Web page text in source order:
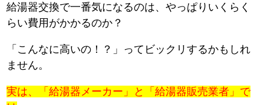
給湯器交換で一番気になるのは、やっぱりいくらく
らい費用がかかるのか？
「こんなに高いの！？」ってビックリするかもしれ
ません。
実は、「給湯器メーカー」と「給湯器販売業者」で